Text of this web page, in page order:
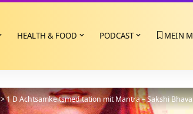
HEALTH & FOOD PODCAST MEIN
>1 D Achtsamkeitsmeditation mit Mantra – Sakshi